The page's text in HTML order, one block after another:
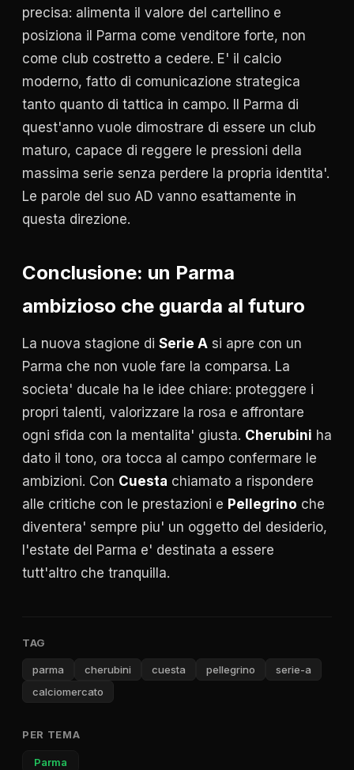
precisa: alimenta il valore del cartellino e
posiziona il Parma come venditore forte, non
come club costretto a cedere. E' il calcio
moderno, fatto di comunicazione strategica
tanto quanto di tattica in campo. Il Parma di
quest'anno vuole dimostrare di essere un club
maturo, capace di reggere le pressioni della
massima serie senza perdere la propria identita'.
Le parole del suo AD vanno esattamente in
questa direzione.
Conclusione: un Parma
ambizioso che guarda al futuro
La nuova stagione di Serie A si apre con un
Parma che non vuole fare la comparsa. La
societa' ducale ha le idee chiare: proteggere i
propri talenti, valorizzare la rosa e affrontare
ogni sfida con la mentalita' giusta. Cherubini ha
dato il tono, ora tocca al campo confermare le
ambizioni. Con Cuesta chiamato a rispondere
alle critiche con le prestazioni e Pellegrino che
diventera' sempre piu' un oggetto del desiderio,
l'estate del Parma e' destinata a essere
tutt'altro che tranquilla.
TAG
parma cherubini cuesta pellegrino
serie-a
calciomercato
PER TEMA
Parma